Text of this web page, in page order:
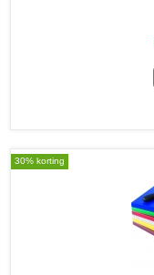
30% korting